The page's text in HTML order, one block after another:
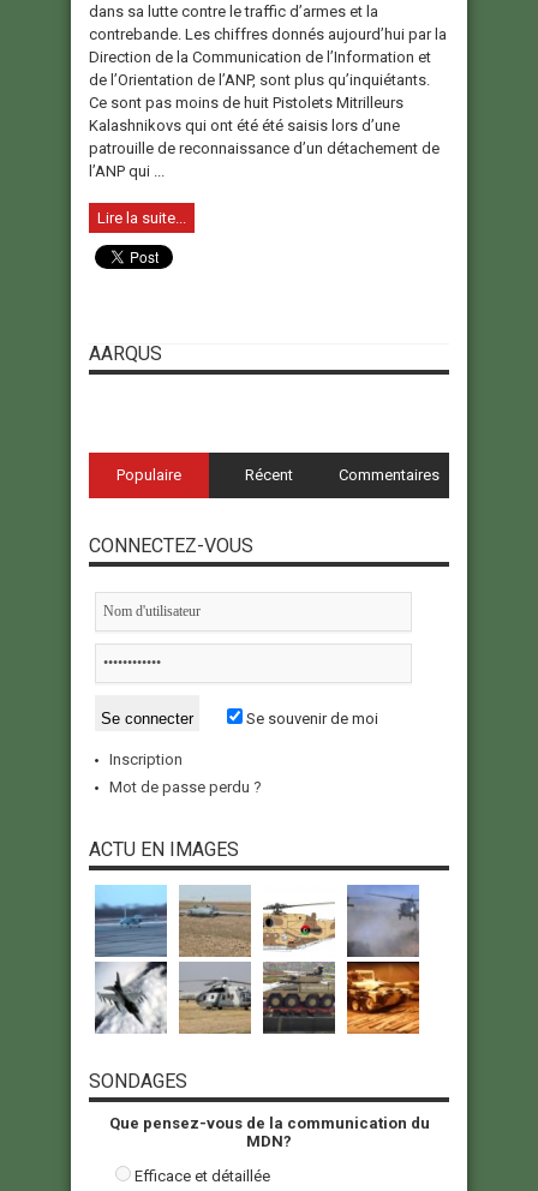
dans sa lutte contre le traffic d’armes et la
contrebande. Les chiffres donnés aujourd’hui par la
Direction de la Communication de l’Information et
de l’Orientation de l’ANP, sont plus qu’inquiétants.
Ce sont pas moins de huit Pistolets Mitrilleurs
Kalashnikovs qui ont été été saisis lors d’une
patrouille de reconnaissance d’un détachement de
l’ANP qui ...
Lire la suite...
AARQUS
Populaire Récent Commentaires
CONNECTEZ-VOUS
Se souvenir de moi
Inscription
Mot de passe perdu ?
ACTU EN IMAGES
SONDAGES
Que pensez-vous de la communication du
MDN?
Efficace et détaillée